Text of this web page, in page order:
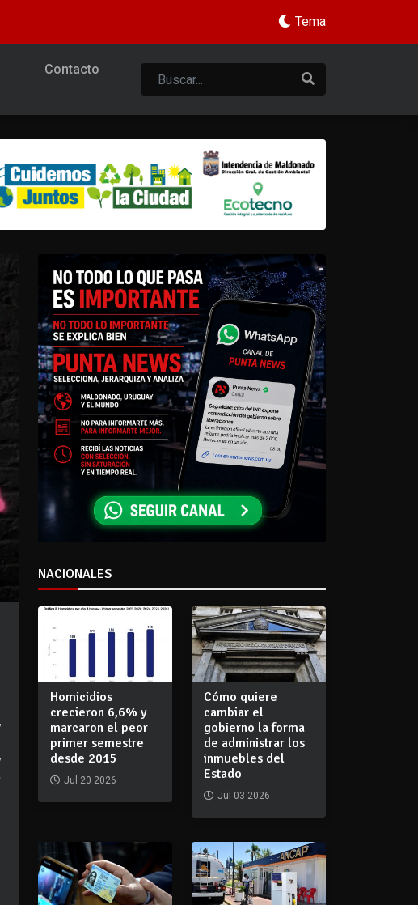
Tema
Contacto
NACIONALES
Homicidios
crecieron 6,6% y
marcaron el peor
primer semestre
desde 2015
Jul 20 2026
Cómo quiere
cambiar el
gobierno la forma
de administrar los
inmuebles del
Estado
Jul 03 2026